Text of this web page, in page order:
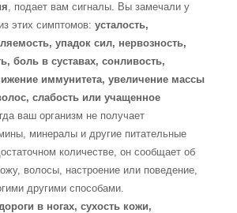
, подает вам сигналы. Вы замечали у
этих симптомов: усталость,
упадок сил, нервозность,
боль в суставах, сонливость,
иммунитета, увеличение массы
слабость или учащенное
ваш организм не получает
минералы и другие питательные
количестве, он сообщает об
волосы, настроение или поведение,
другими способами.
в ногах, сухость кожи,